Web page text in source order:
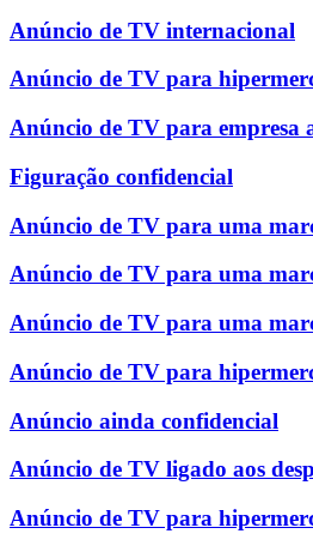
Anúncio de TV internacional
Anúncio de TV para
Anúncio de TV para empresa
Figuração confidencial
Anúncio de TV para uma
Anúncio de TV para uma
Anúncio de TV para uma
Anúncio de TV para
Anúncio ainda confidencial
Anúncio de TV ligado aos
Anúncio de TV para